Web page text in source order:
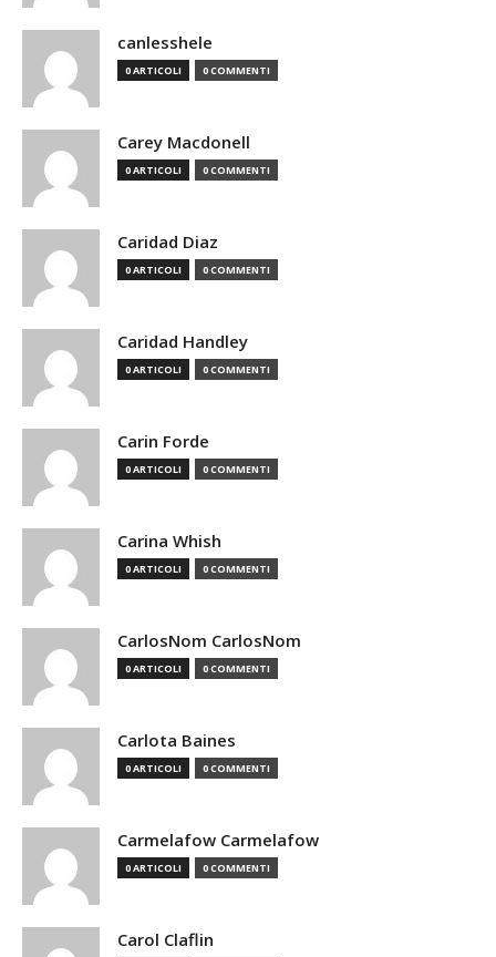
canlesshele
0 ARTICOLI 0 COMMENTI
Carey Macdonell
0 ARTICOLI 0 COMMENTI
Caridad Diaz
0 ARTICOLI 0 COMMENTI
Caridad Handley
0 ARTICOLI 0 COMMENTI
Carin Forde
0 ARTICOLI 0 COMMENTI
Carina Whish
0 ARTICOLI 0 COMMENTI
CarlosNom CarlosNom
0 ARTICOLI 0 COMMENTI
Carlota Baines
0 ARTICOLI 0 COMMENTI
Carmelafow Carmelafow
0 ARTICOLI 0 COMMENTI
Carol Claflin